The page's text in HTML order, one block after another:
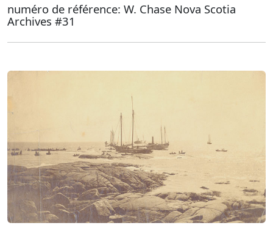
numéro de référence: W. Chase Nova Scotia
Archives #31